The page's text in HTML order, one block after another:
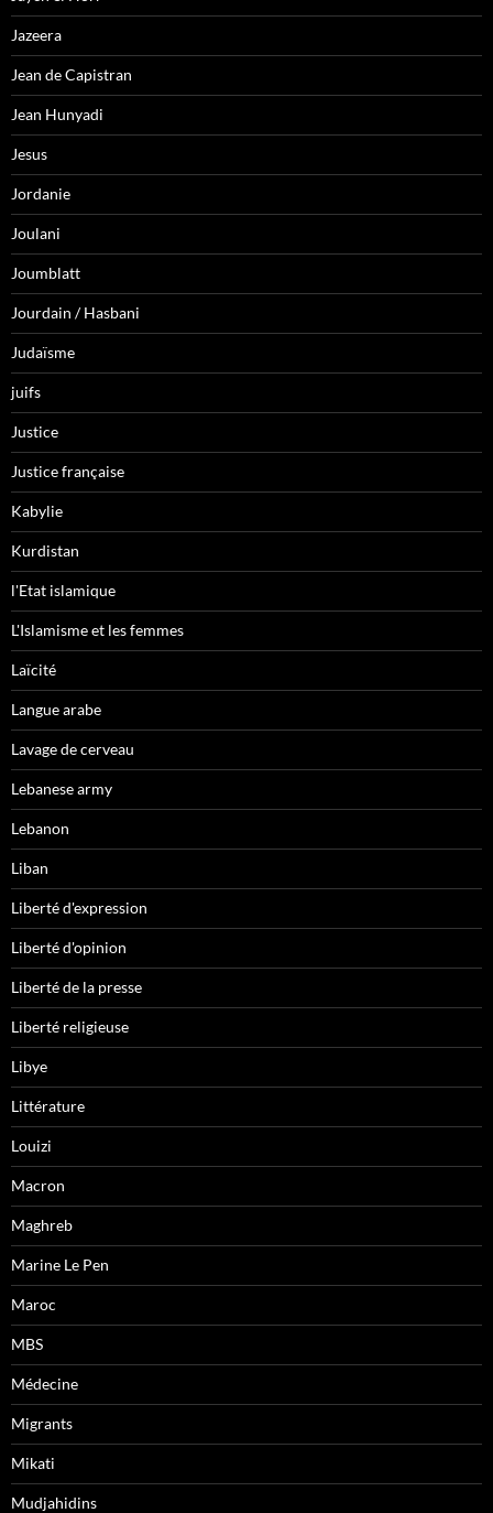
Jazeera
Jean de Capistran
Jean Hunyadi
Jesus
Jordanie
Joulani
Joumblatt
Jourdain / Hasbani
Judaïsme
juifs
Justice
Justice française
Kabylie
Kurdistan
l'Etat islamique
L'Islamisme et les femmes
Laïcité
Langue arabe
Lavage de cerveau
Lebanese army
Lebanon
Liban
Liberté d'expression
Liberté d'opinion
Liberté de la presse
Liberté religieuse
Libye
Littérature
Louizi
Macron
Maghreb
Marine Le Pen
Maroc
MBS
Médecine
Migrants
Mikati
Mudjahidins